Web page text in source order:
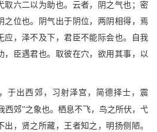
取六二以为助也。云者，阴之气也；密
之位也。阴气出于阴位，两阴相得，焉
应，泽不及下，君臣不能际会也。自我
，臣遇君也。取彼在穴，欲用其事，以
于出西郊，习射泽宫，简德择士，震
西郊”之象也。栖息不飞，鸟之所伏，弋
，贤之所藏，王者知之，明扬侧陋。